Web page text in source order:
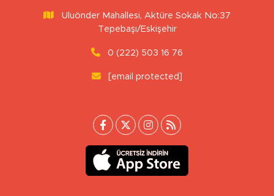
Uluönder Mahallesi, Aktüre Sokak No:37
Tepebaşı/Eskişehir
0 (222) 503 16 76
[email protected]